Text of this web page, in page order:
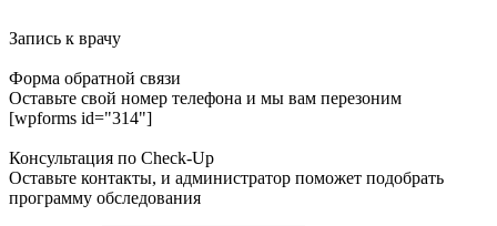
Запись к врачу
Форма обратной связи
Оставьте свой номер телефона и мы вам перезоним
[wpforms id="314"]
Консультация по Check-Up
Оставьте контакты, и администратор поможет подобрать
программу обследования